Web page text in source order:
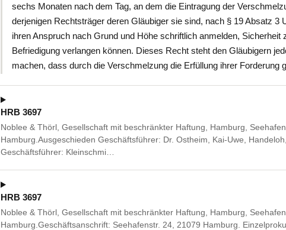
sechs Monaten nach dem Tag, an dem die Eintragung der
derjenigen Rechtsträger deren Gläubiger sie sind, nach § 19 Absatz 3
ihren Anspruch nach Grund und Höhe schriftlich anmelden, Sicherheit
Befriedigung verlangen können. Dieses Recht steht den Gläubigern
machen, dass durch die Verschmelzung die Erfüllung ihrer Forderung
HRB 3697
Noblee & Thörl, Gesellschaft mit beschränkter Haftung, Hamburg,
Hamburg.Ausgeschieden Geschäftsführer: Dr. Ostheim, Kai-Uwe,
Geschäftsführer: Kleinschmi…
HRB 3697
Noblee & Thörl, Gesellschaft mit beschränkter Haftung, Hamburg,
Hamburg.Geschäftsanschrift: Seehafenstr. 24, 21079 Hamburg.